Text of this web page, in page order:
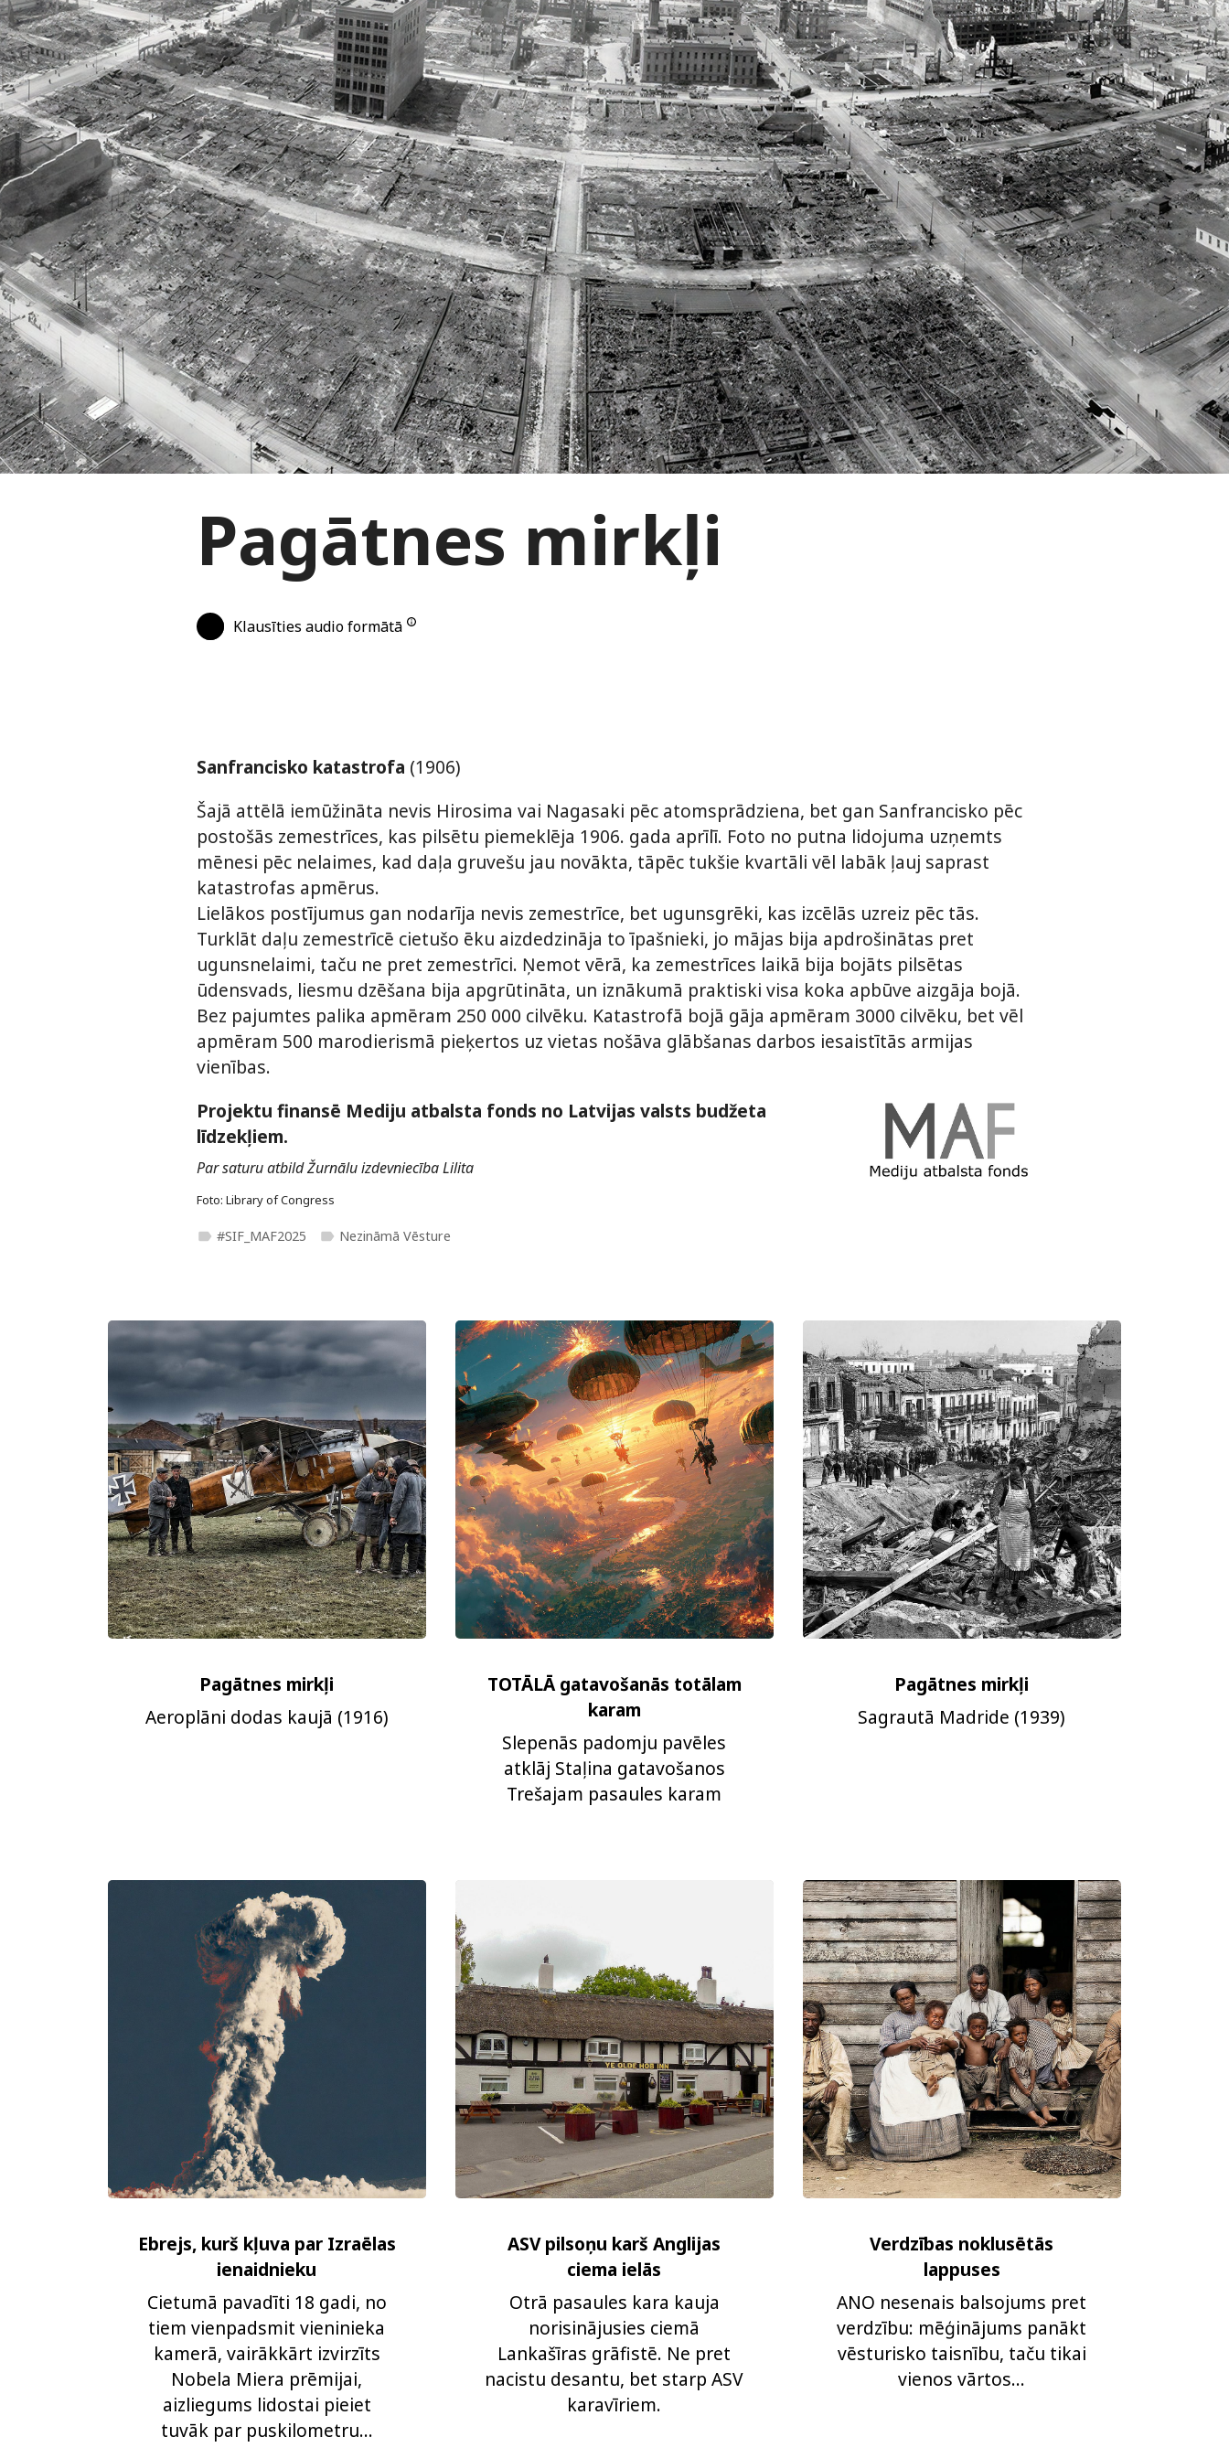
Pagātnes mirkļi
Klausīties audio formātā
Sanfrancisko katastrofa (1906)
Šajā attēlā iemūžināta nevis Hirosima vai Nagasaki pēc atomsprādziena, bet gan Sanfrancisko pēc
postošās zemestrīces, kas pilsētu piemeklēja 1906. gada aprīlī. Foto no putna lidojuma uzņemts
mēnesi pēc nelaimes, kad daļa gruvešu jau novākta, tāpēc tukšie kvartāli vēl labāk ļauj saprast
katastrofas apmērus.
Lielākos postījumus gan nodarīja nevis zemestrīce, bet ugunsgrēki, kas izcēlās uzreiz pēc tās.
Turklāt daļu zemestrīcē cietušo ēku aizdedzināja to īpašnieki, jo mājas bija apdrošinātas pret
ugunsnelaimi, taču ne pret zemestrīci. Ņemot vērā, ka zemestrīces laikā bija bojāts pilsētas
ūdensvads, liesmu dzēšana bija apgrūtināta, un iznākumā praktiski visa koka apbūve aizgāja bojā.
Bez pajumtes palika apmēram 250 000 cilvēku. Katastrofā bojā gāja apmēram 3000 cilvēku, bet vēl
apmēram 500 marodierismā pieķertos uz vietas nošāva glābšanas darbos iesaistītās armijas
vienības.
Projektu finansē Mediju atbalsta fonds no Latvijas valsts budžeta
līdzekļiem.
Par saturu atbild Žurnālu izdevniecība Lilita
Foto: Library of Congress
label #SIF_MAF2025 label Nezināmā Vēsture
Pagātnes mirkļi
Aeroplāni dodas kaujā (1916)
TOTĀLĀ gatavošanās totālam
karam
Slepenās padomju pavēles
atklāj Staļina gatavošanos
Trešajam pasaules karam
Pagātnes mirkļi
Sagrautā Madride (1939)
Ebrejs, kurš kļuva par Izraēlas
ienaidnieku
Cietumā pavadīti 18 gadi, no
tiem vienpadsmit vieninieka
kamerā, vairākkārt izvirzīts
Nobela Miera prēmijai,
aizliegums lidostai pieiet
tuvāk par puskilometru...
ASV pilsoņu karš Anglijas
ciema ielās
Otrā pasaules kara kauja
norisinājusies ciemā
Lankašīras grāfistē. Ne pret
nacistu desantu, bet starp ASV
karavīriem.
Verdzības noklusētās
lappuses
ANO nesenais balsojums pret
verdzību: mēģinājums panākt
vēsturisko taisnību, taču tikai
vienos vārtos...